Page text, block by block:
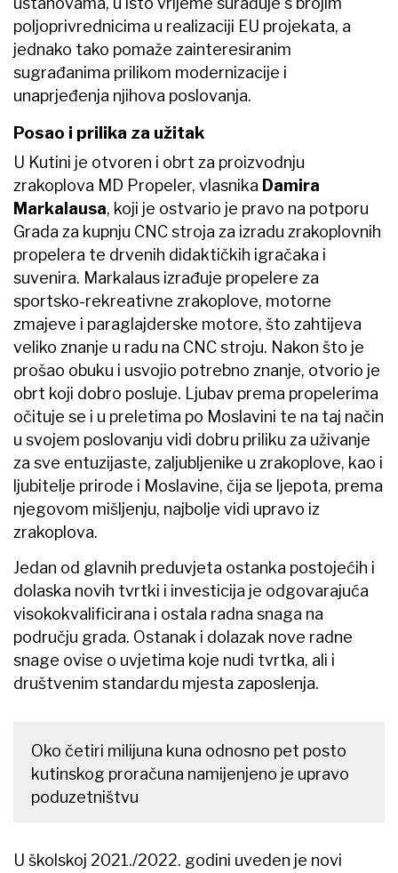
poljoprivrednicima u realizaciji EU projekata, a
jednako tako pomaže zainteresiranim
sugrađanima prilikom modernizacije i
unaprjeđenja njihova poslovanja.
Posao i prilika za užitak
U Kutini je otvoren i obrt za proizvodnju
zrakoplova MD Propeler, vlasnika Damira
Markalausa, koji je ostvario je pravo na potporu
Grada za kupnju CNC stroja za izradu zrakoplovnih
propelera te drvenih didaktičkih igračaka i
suvenira. Markalaus izrađuje propelere za
sportsko-rekreativne zrakoplove, motorne
zmajeve i paraglajderske motore, što zahtijeva
veliko znanje u radu na CNC stroju. Nakon što je
prošao obuku i usvojio potrebno znanje, otvorio je
obrt koji dobro posluje. Ljubav prema propelerima
očituje se i u preletima po Moslavini te na taj način
u svojem poslovanju vidi dobru priliku za uživanje
za sve entuzijaste, zaljubljenike u zrakoplove, kao i
ljubitelje prirode i Moslavine, čija se ljepota, prema
njegovom mišljenju, najbolje vidi upravo iz
zrakoplova.
Jedan od glavnih preduvjeta ostanka postojećih i
dolaska novih tvrtki i investicija je odgovarajuća
visokokvalificirana i ostala radna snaga na
području grada. Ostanak i dolazak nove radne
snage ovise o uvjetima koje nudi tvrtka, ali i
društvenim standardu mjesta zaposlenja.
Oko četiri milijuna kuna odnosno pet posto
kutinskog proračuna namijenjeno je upravo
poduzetništvu
U školskoj 2021./2022. godini uveden je novi